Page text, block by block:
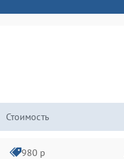
Стоимость
980 р